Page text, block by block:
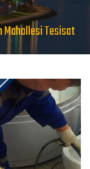
Mahallesi Tesisat